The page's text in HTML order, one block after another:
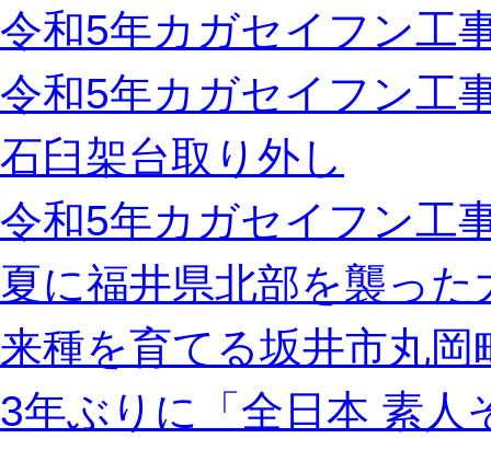
令和5年カガセイフン工
令和5年カガセイフン工
石臼架台取り外し
令和5年カガセイフン工
夏に福井県北部を襲っ
来種を育てる坂井市丸岡
3年ぶりに「全日本 素人